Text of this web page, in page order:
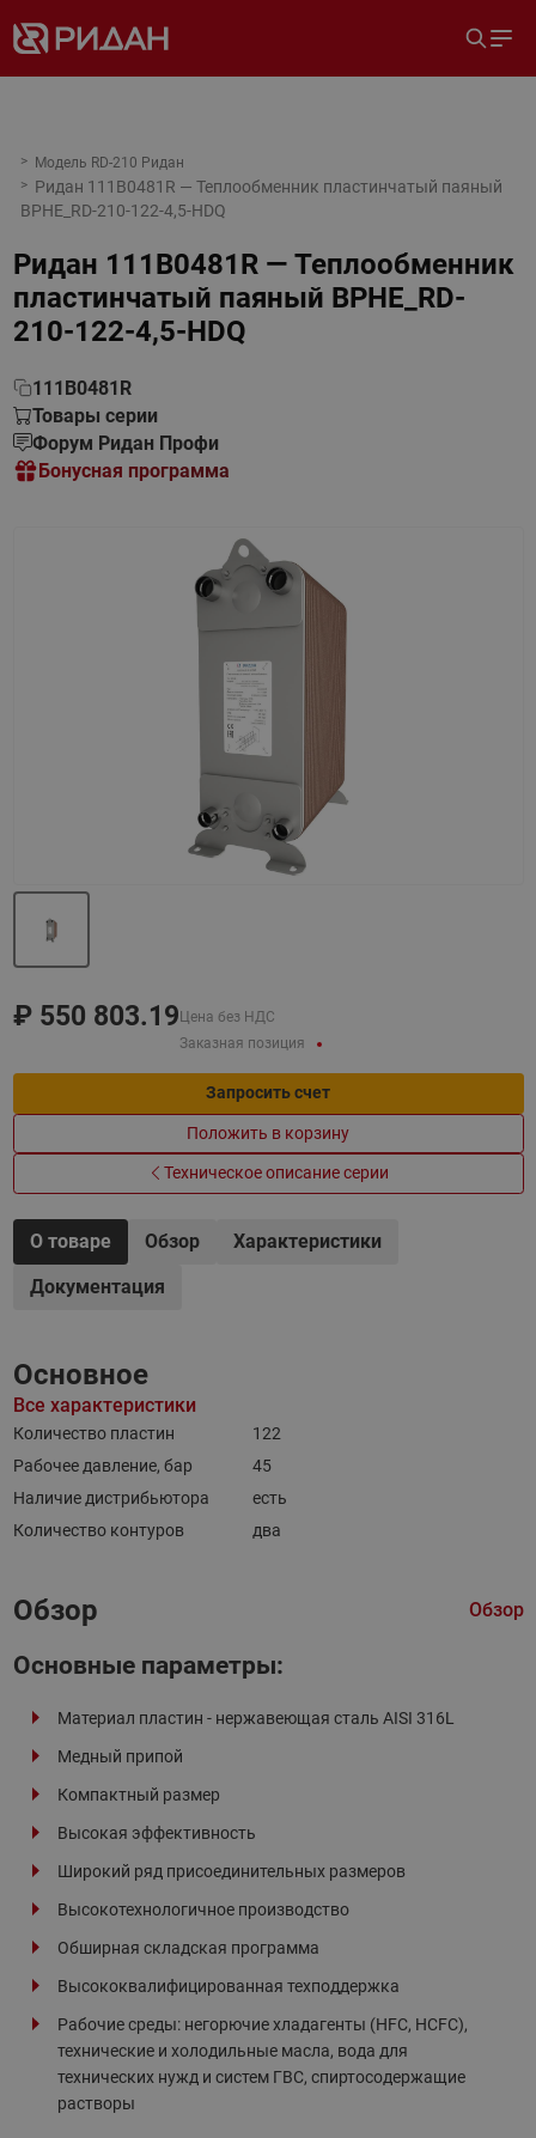
Модель RD-210 Ридан
Ридан 111B0481R — Теплообменник пластинчатый паяный
BPHE_RD-210-122-4,5-HDQ
Ридан 111B0481R — Теплообменник
пластинчатый паяный BPHE_RD-
210-122-4,5-HDQ
111B0481R
Товары серии
Форум Ридан Профи
Бонусная программа
₽ 550 803.19 Цена без НДС
Заказная позиция
Запросить счет
Положить в корзину
Техническое описание серии
О товаре Обзор
Характеристики
Документация
Основное
Все характеристики
Количество пластин
122
Рабочее давление, бар
45
Наличие дистрибьютора
есть
Количество контуров
два
Обзор Обзор
Основные параметры:
Материал пластин - нержавеющая сталь AISI 316L
Медный припой
Компактный размер
Высокая эффективность
Широкий ряд присоединительных размеров
Высокотехнологичное производство
Обширная складская программа
Высококвалифицированная техподдержка
Рабочие среды: негорючие хладагенты (HFC, HCFC),
технические и холодильные масла, вода для
технических нужд и систем ГВС, спиртосодержащие
растворы